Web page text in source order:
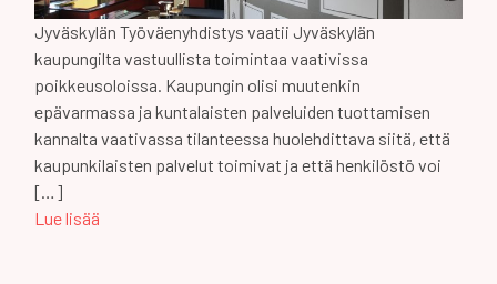
Jyväskylän Työväenyhdistys vaatii Jyväskylän
kaupungilta vastuullista toimintaa vaativissa
poikkeusoloissa. Kaupungin olisi muutenkin
epävarmassa ja kuntalaisten palveluiden tuottamisen
kannalta vaativassa tilanteessa huolehdittava siitä, että
kaupunkilaisten palvelut toimivat ja että henkilöstö voi
[…]
Lue lisää